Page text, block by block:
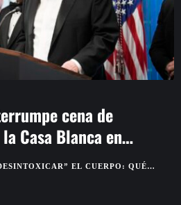
cena de
Casa Blanca en
EL CUERPO: QUÉ